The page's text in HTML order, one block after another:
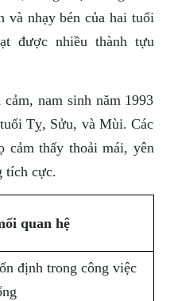
và nhạy bén của hai tuổi
được nhiều thành tựu
nam sinh năm 1993
Tỵ, Sửu, và Mùi. Các
cảm thấy thoải mái, yên
tích cực.
quan hệ
định trong công việc